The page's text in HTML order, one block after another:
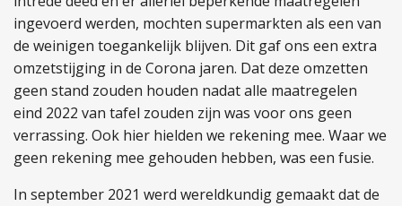
ingevoerd werden, mochten supermarkten als een van
de weinigen toegankelijk blijven. Dit gaf ons een extra
omzetstijging in de Corona jaren. Dat deze omzetten
geen stand zouden houden nadat alle maatregelen
eind 2022 van tafel zouden zijn was voor ons geen
verrassing. Ook hier hielden we rekening mee. Waar we
geen rekening mee gehouden hebben, was een fusie.
In september 2021 werd wereldkundig gemaakt dat de